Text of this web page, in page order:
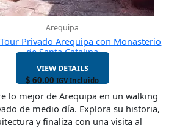
Arequipa
Privado Arequipa con Monasterio
de Santa Catalina
VIEW DETAILS
$ 60.00 IGV Incluido
lo mejor de Arequipa en un walking
de medio día. Explora su historia,
y finaliza con una visita al